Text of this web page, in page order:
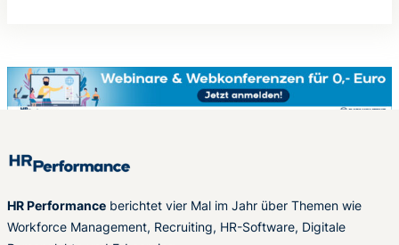
HR Performance berichtet vier Mal im Jahr über Themen wie
Workforce Management, Recruiting, HR-Software, Digitale